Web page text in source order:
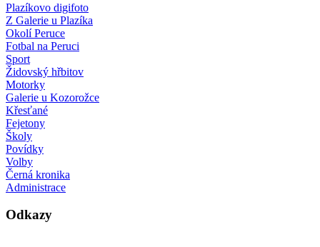
Plazíkovo digifoto
Z Galerie u Plazíka
Okolí Peruce
Fotbal na Peruci
Sport
Židovský hřbitov
Motorky
Galerie u Kozorožce
Křesťané
Fejetony
Školy
Povídky
Volby
Černá kronika
Administrace
Odkazy